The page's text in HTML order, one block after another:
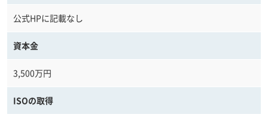
公式HPに記載なし
資本金
3,500万円
ISOの取得